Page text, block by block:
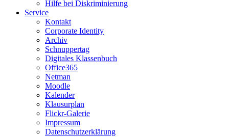
Hilfe bei Diskriminierung
Service
Kontakt
Corporate Identity
Archiv
Schnuppertag
Digitales Klassenbuch
Office365
Netman
Moodle
Kalender
Klausurplan
Flickr-Galerie
Impressum
Datenschutzerklärung